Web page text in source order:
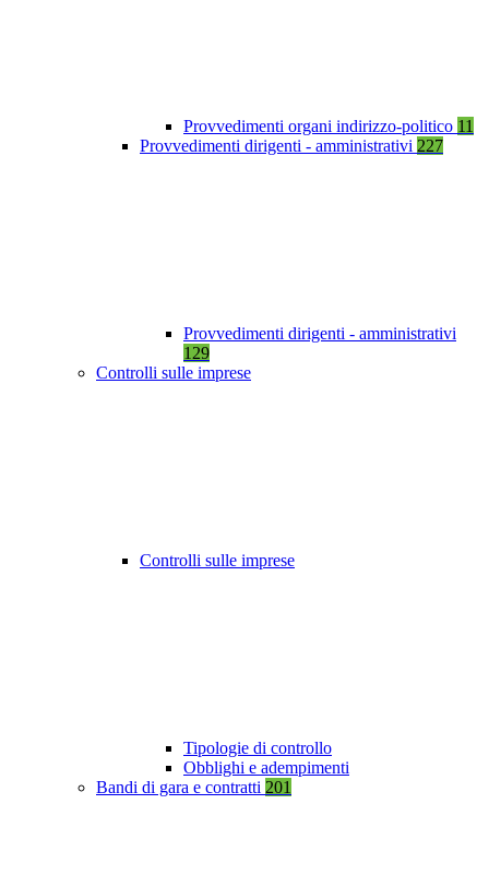
Provvedimenti organi indirizzo-politico 11
Provvedimenti dirigenti - amministrativi 227
Provvedimenti dirigenti - amministrativi
129
Controlli sulle imprese
Controlli sulle imprese
Tipologie di controllo
Obblighi e adempimenti
Bandi di gara e contratti 201